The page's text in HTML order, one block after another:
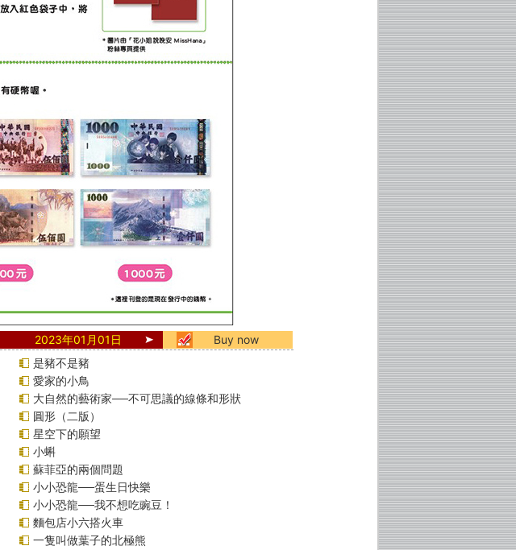
2023年01月01日 Buy now
是豬不是豬
愛家的小鳥
大自然的藝術家──不可思議的線條和形狀
圓形（二版）
星空下的願望
小蝌
蘇菲亞的兩個問題
小小恐龍──蛋生日快樂
小小恐龍──我不想吃豌豆！
麵包店小六搭火車
一隻叫做葉子的北極熊